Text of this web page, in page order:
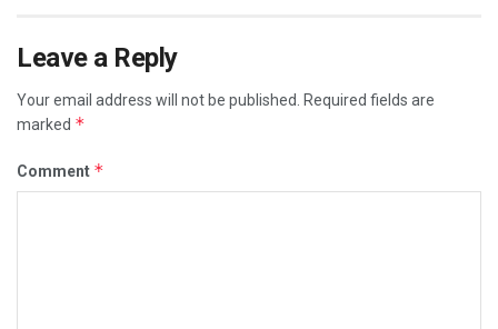
Leave a Reply
Your email address will not be published.
Required fields are
marked *
Comment *